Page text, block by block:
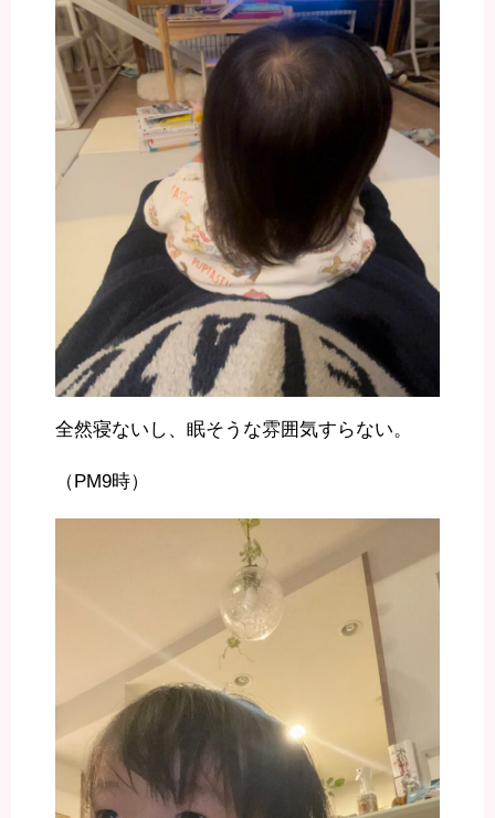
全然寝ないし、眠そうな雰囲気すらない。
（PM9時）